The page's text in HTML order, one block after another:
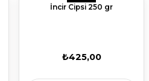
İncir Cipsi 250 gr
₺425,00